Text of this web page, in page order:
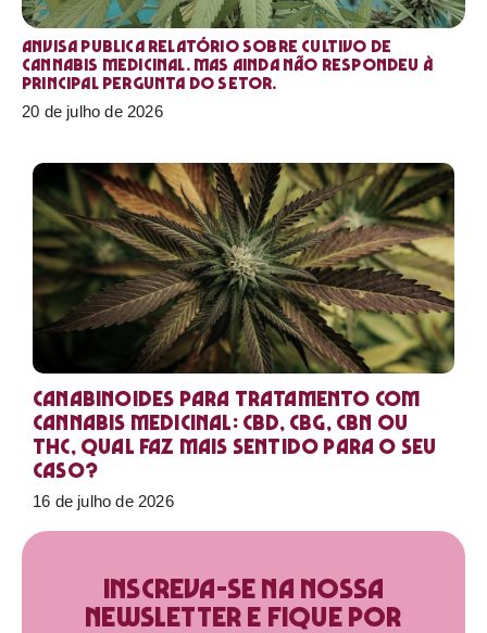
Anvisa publica relatório sobre cultivo de
Cannabis medicinal. Mas ainda não respondeu à
principal pergunta do setor.
20 de julho de 2026
Canabinoides para tratamento com
cannabis medicinal: CBD, CBG, CBN ou
THC, qual faz mais sentido para o seu
caso?
16 de julho de 2026
Inscreva-se na nossa
newsletter e fique por